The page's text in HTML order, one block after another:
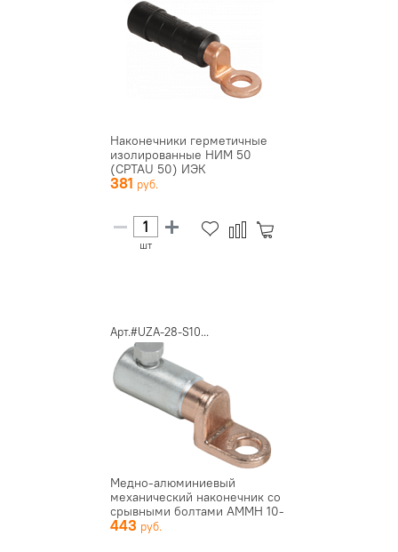
Наконечники герметичные
изолированные НИМ 50
(CPTAU 50) ИЭК
381
шт
Арт.#UZA-28-S10...
Медно-алюминиевый
механический наконечник со
срывными болтами АММН 10-
35 до...
443